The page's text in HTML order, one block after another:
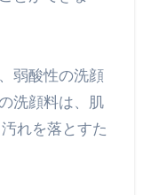
弱酸性の洗顔
洗顔料は、肌
れを落とすた